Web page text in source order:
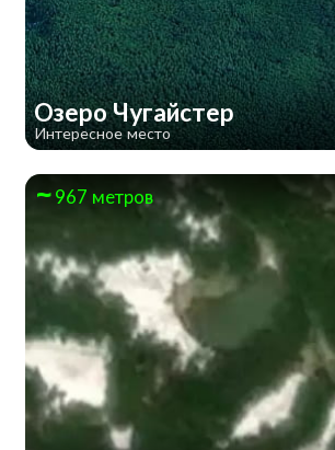
Озеро Чугайстер
Интересное место
967 метров